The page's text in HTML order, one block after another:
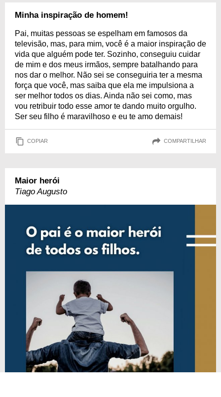
Minha inspiração de homem!
Pai, muitas pessoas se espelham em famosos da
televisão, mas, para mim, você é a maior inspiração de
vida que alguém pode ter. Sozinho, conseguiu cuidar
de mim e dos meus irmãos, sempre batalhando para
nos dar o melhor. Não sei se conseguiria ter a mesma
força que você, mas saiba que ela me impulsiona a
ser melhor todos os dias. Ainda não sei como, mas
vou retribuir todo esse amor te dando muito orgulho.
Ser seu filho é maravilhoso e eu te amo demais!
COPIAR COMPARTILHAR
Maior herói
Tiago Augusto